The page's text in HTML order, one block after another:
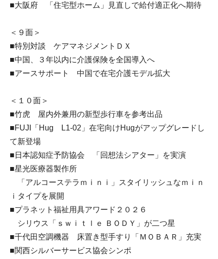
■大阪府 「住宅型ホーム」見直しで給付適正化へ期待
＜９面＞
■特別対談 ケアマネジメントＤＸ
■中国、３年以内に介護保険を全国導入へ
■アースサポート 中国で在宅介護モデル拡大
＜１０面＞
■竹虎 屋内外兼用の新型歩行車を参考出品
■FUJI「Hug L1-02」在宅向けHugがアップグレードし
て新登場
■日本認知症予防協会 「回想法シアター」を実演
■星光医療器製作所
「アルコーステラｍｉｎｉ」スタイリッシュなｍｉｎ
ｉタイプを展開
■プラネット福祉用具アワード２０２６
シリウス「ｓｗｉｔｌｅ ＢＯＤＹ」が二つ星
■千代田空調機器 床置き型手すり「ＭＯＢＡＲ」充実
■関西シルバーサービス協会シンポ